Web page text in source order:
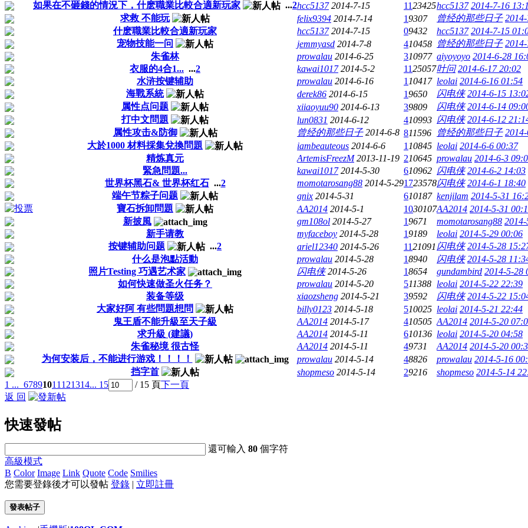
如果在不砸錢的情況下，什麽職業比較合適新玩家
...2hcc5137 2014-7-15 1123425hcc5137 2014-7-16
求救 不能玩
felix9394 2014-7-14 19307 曾经的那些日子
什麽職業比較合適新玩家
hcc5137 2014-7-15 09432 hcc5137 2014-7-15
宠物技能一问
jemmyasd 2014-7-8 410458 曾经的那些日子
朱雀林
prowalau 2014-6-25 310977 aiyoyoyo 2014-6-28
衣服的4合1... ...2 kawai1017 2014-5-2 1125057叶问 2014-6-17 20:02
水浒按键辅助
prowalau 2014-6-16 1 10417 leolai 2014-6-16 01:54
海戰系統
derek86 2014-6-15 19650 闪电侠 2014-6-15
属性点问题
xiiaoyuu90 2014-6-13 39809 闪电侠 2014-6-14
打中文問題
lun0831 2014-6-12 410993 闪电侠 2014-6-12
属性攻击&防御
曾经的那些日子 2014-6-8 811596 曾经的那些日子
大於1000 材料採集兌換問題
iambeauteous 2014-6-6 1 10845 leolai 2014-6-6 00:37
精炼真元
ArtemisFreezM 2013-11-19 210645 prowalau 2014-6-3
緊急問題...
kawai1017 2014-5-30 610962 闪电侠 2014-6-2 14:03
世界杯黑石& 世界杯红石 ...2 momotarosang88 2014-5-291723578闪电侠 2014-6-1 18:40
端午节粽子问题
gnix 2014-5-31 610187 kenjilam 2014-5-31
寶石拆卸問題
AA2014 2014-5-1 1030107AA2014 2014-5-31
新披風
gm108ol 2014-5-27 19671 momotarosang88
新手请教
myfaceboy 2014-5-28 19189 leolai 2014-5-29 00:06
按键辅助问题
...2 ariel12340 2014-5-26 1121091 闪电侠 2014-5-28
什么是泡點活動
prowalau 2014-5-28 18940 闪电侠 2014-5-28
照片Testing 巧遇艺术家
闪电侠 2014-5-26 18654 gundambird 2014-5-28
如何快速做圣火任务？
prowalau 2014-5-20 511388 leolai 2014-5-22 22:39
装备等级
xiaozsheng 2014-5-21 39592 闪电侠 2014-5-22
大家好阿 有些問題想問
billy0123 2014-5-18 510025 leolai 2014-5-21 22:44
鬼王盾不能升級至天子級
AA2014 2014-5-17 410505 AA2014 2014-5-20
求升級 (建議)
AA2014 2014-5-11 610136 leolai 2014-5-20 04:58
朱雀秘境 很古怪
AA2014 2014-5-11 49731 AA2014 2014-5-20
为何安装后，不能进行游戏！！！！
prowalau 2014-5-14 48826 prowalau 2014-5-16
挡字首
shopmeso 2014-5-14 29216 shopmeso 2014-5-14
1 ... 67891011 121314... 15 / 15 頁下一頁
返 回
快速發帖
還可輸入80 個字符
高級模式
B Color Image Link Quote Code Smilies
您需要登錄後才可以發帖 登錄 | 立即註冊
發表帖子